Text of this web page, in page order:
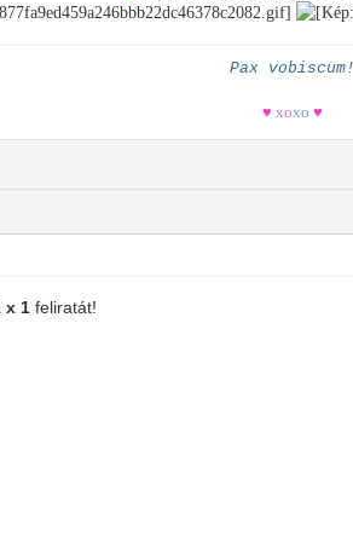
Pax vobiscum!
♥ xoxo ♥
x 1 feliratát!